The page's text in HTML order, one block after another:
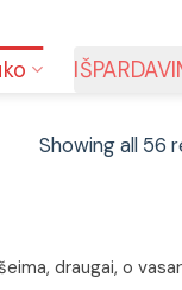
Showing all 56
draugai, o